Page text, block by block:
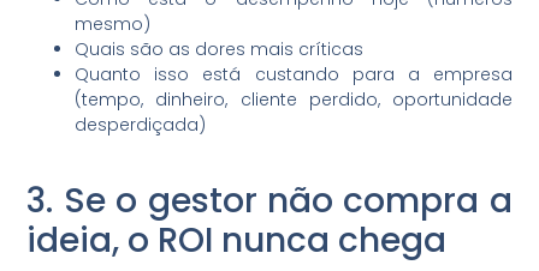
mesmo)
Quais são as dores mais críticas
Quanto isso está custando para a empresa
(tempo, dinheiro, cliente perdido, oportunidade
desperdiçada)
3. Se o gestor não compra a
ideia, o ROI nunca chega